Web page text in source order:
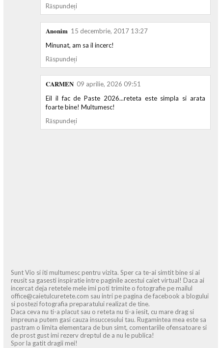
Răspundeți
Anonim 15 decembrie, 2017 13:27
Minunat, am sa il incerc!
Răspundeți
CARMEN 09 aprilie, 2026 09:51
Eil il fac de Paste 2026...reteta este simpla si arata
foarte bine! Multumesc!
Răspundeți
Sunt Vio si iti multumesc pentru vizita. Sper ca te-ai simtit bine si ai
reusit sa gasesti inspiratie intre paginile acestui caiet virtual! Daca ai
incercat deja retetele mele imi poti trimite o fotografie pe mailul
office@caietulcuretete.com sau intri pe pagina de facebook a blogului
si postezi fotografia preparatului realizat de tine.
Daca ceva nu ti-a placut sau o reteta nu ti-a iesit, cu mare drag si
impreuna putem gasi cauza insuccesului tau. Rugamintea mea este sa
pastram o limita elementara de bun simt, comentariile ofensatoare si
de prost gust imi rezerv dreptul de a nu le publica!
Spor la gatit dragii mei!